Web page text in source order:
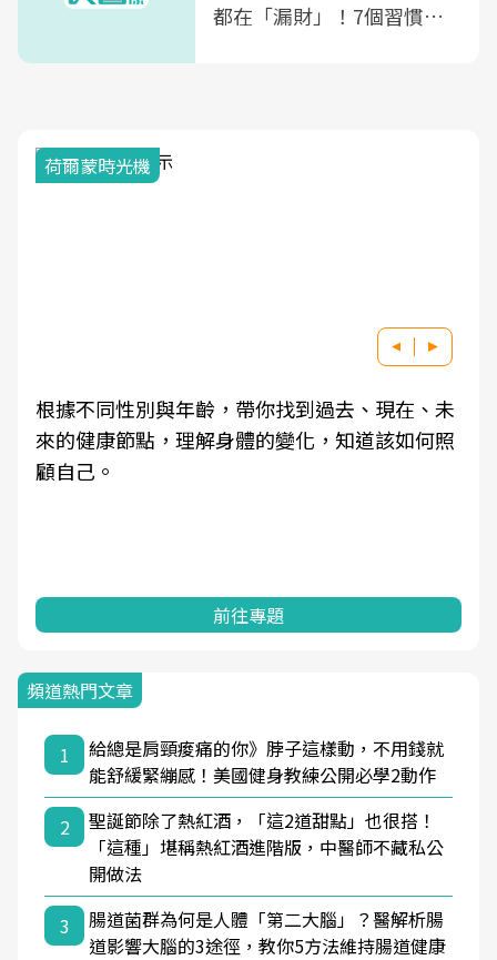
都在「漏財」！7個習慣一
荷爾蒙時光機
根據不同性別與年齡，帶你找到過去、現在、未
來的健康節點，理解身體的變化，知道該如何照
顧自己。
前往專題
頻道熱門文章
1
給總是肩頸痠痛的你》脖子這樣動，不用錢就
能舒緩緊繃感！美國健身教練公開必學2動作
2
聖誕節除了熱紅酒，「這2道甜點」也很搭！
「這種」堪稱熱紅酒進階版，中醫師不藏私公
開做法
3
腸道菌群為何是人體「第二大腦」？醫解析腸
道影響大腦的3途徑，教你5方法維持腸道健康